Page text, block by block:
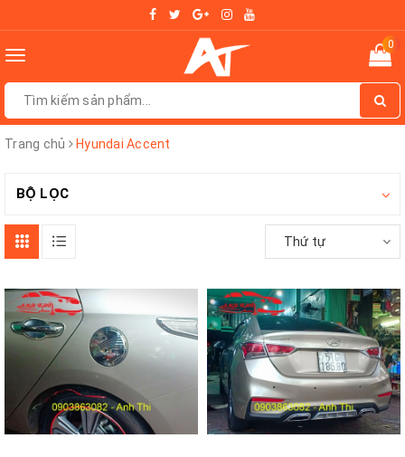
Toggle
0
Trang chủ Hyundai Accent
BỘ LỌC
Thứ tự